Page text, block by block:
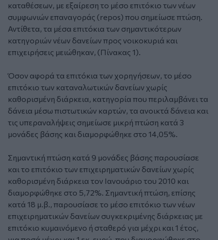
καταθέσεων, με εξαίρεση το μέσο επιτόκιο των νέων
συμφωνιών επαναγοράς (repos) που σημείωσε πτώση.
Αντίθετα, τα μέσα επιτόκια των σημαντικότερων
κατηγοριών νέων δανείων προς νοικοκυριά και
επιχειρήσεις μειώθηκαν, (Πίνακας 1).
Όσον αφορά τα επιτόκια των χορηγήσεων, το μέσο
επιτόκιο των καταναλωτικών δανείων χωρίς
καθορισμένη διάρκεια, κατηγορία που περιλαμβάνει τα
δάνεια μέσω πιστωτικών καρτών, τα ανοικτά δάνεια και
τις υπεραναλήψεις σημείωσε μικρή πτώση κατά 3
μονάδες βάσης και διαμορφώθηκε στο 14,05%.
Σημαντική πτώση κατά 9 μονάδες βάσης παρουσίασε
και το επιτόκιο των επιχειρηματικών δανείων χωρίς
καθορισμένη διάρκεια τον Ιανουάριο του 2010 και
διαμορφώθηκε στο 5,72%. Σημαντική πτώση, επίσης
κατά 18 μ.β., παρουσίασε το μέσο επιτόκιο των νέων
επιχειρηματικών δανείων συγκεκριμένης διάρκειας με
επιτόκιο κυμαινόμενο ή σταθερό για μέχρι και 1 έτος,